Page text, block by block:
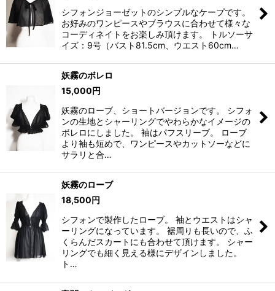
シフォンジョーゼットのシンプルなケープです。
お好みのワンピースやブラウスに合わせて様々な
コーディネイトをお楽しみ頂けます。 トルソーサ
イズ：9号（バスト81.5cm、ウエスト60cm…
妖霧のボレロ
15,000円
妖霧のローブ、ショートバージョンです。 シフォ
ンの生地とシャーリングでやわらかなイメージの
ボレロにしました。 袖はパフスリーブ。 ローブ
より袖も短めで、ワンピースやカットソーなどに
サラリと合…
妖霧のローブ
18,500円
シフォンで製作したローブ。 袖とウエストはシャ
ーリングになっています。 裾周りも長いので、ふ
くらんだスカートにも合わせて頂けます。 シャー
リングでも細く見える様にデザインしました。
ト…